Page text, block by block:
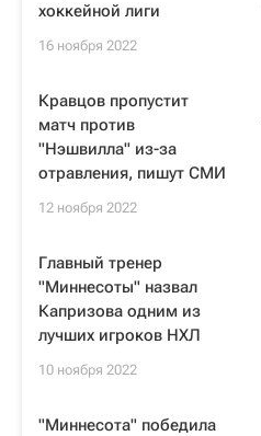
хоккейной лиги
16 ноября 2022
Кравцов пропустит
матч против
"Нэшвилла" из-за
отравления, пишут СМИ
12 ноября 2022
Главный тренер
"Миннесоты" назвал
Капризова одним из
лучших игроков НХЛ
10 ноября 2022
"Миннесота" победила